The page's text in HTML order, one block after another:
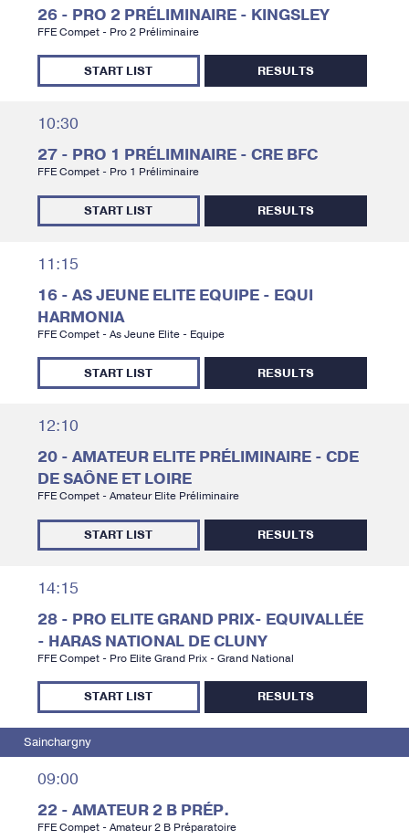
26 - PRO 2 PRÉLIMINAIRE - KINGSLEY
FFE Compet - Pro 2 Préliminaire
START LIST RESULTS
10:30
27 - PRO 1 PRÉLIMINAIRE - CRE BFC
FFE Compet - Pro 1 Préliminaire
START LIST RESULTS
11:15
16 - AS JEUNE ELITE EQUIPE - EQUI
HARMONIA
FFE Compet - As Jeune Elite - Equipe
START LIST RESULTS
12:10
20 - AMATEUR ELITE PRÉLIMINAIRE - CDE
DE SAÔNE ET LOIRE
FFE Compet - Amateur Elite Préliminaire
START LIST RESULTS
14:15
28 - PRO ELITE GRAND PRIX- EQUIVALLÉE
- HARAS NATIONAL DE CLUNY
FFE Compet - Pro Elite Grand Prix - Grand National
START LIST RESULTS
Sainchargny
09:00
22 - AMATEUR 2 B PRÉP.
FFE Compet - Amateur 2 B Préparatoire